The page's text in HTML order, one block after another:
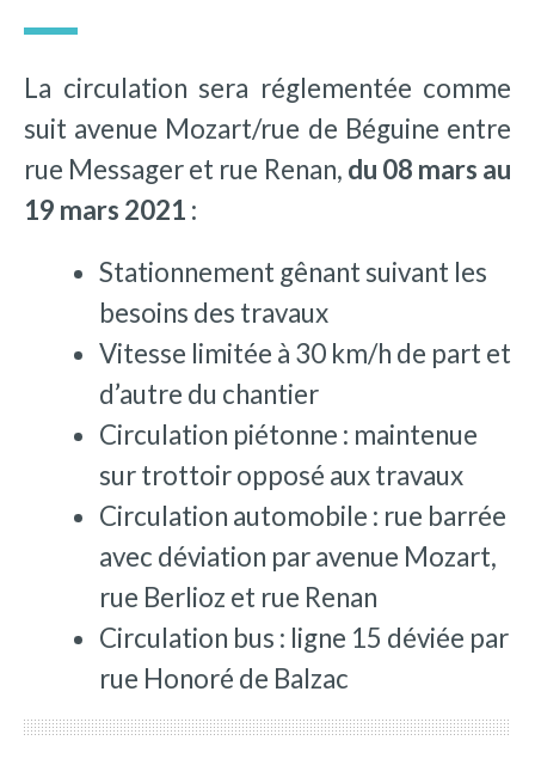
La circulation sera réglementée comme
suit avenue Mozart/rue de Béguine entre
rue Messager et rue Renan, du 08 mars au
19 mars 2021 :
Stationnement gênant suivant les
besoins des travaux
Vitesse limitée à 30 km/h de part et
d’autre du chantier
Circulation piétonne : maintenue
sur trottoir opposé aux travaux
Circulation automobile : rue barrée
avec déviation par avenue Mozart,
rue Berlioz et rue Renan
Circulation bus : ligne 15 déviée par
rue Honoré de Balzac